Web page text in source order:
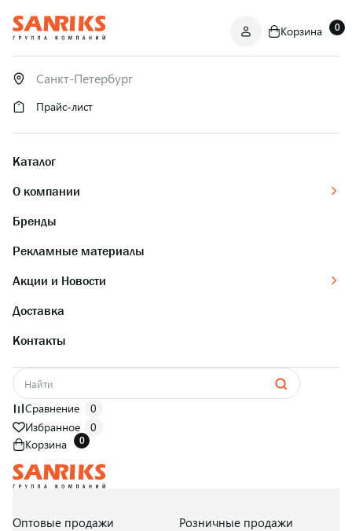
ОПТОМ
И В РОЗНИЦУ
Корзина 0
Прайс-лист
Каталог
О компании
Бренды
Рекламные материалы
Акции и Новости
Доставка
Контакты
Сравнение
0
Избранное
0
Корзина
0
И В РОЗНИЦУ
Оптовые продажи Розничные продажи